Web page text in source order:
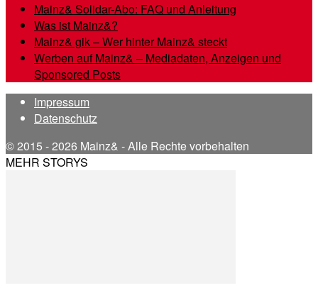
Mainz& Solidar-Abo: FAQ und Anleitung
Was ist Mainz&?
Mainz& gik – Wer hinter Mainz& steckt
Werben auf Mainz& – Mediadaten, Anzeigen und
Sponsored Posts
Impressum
Datenschutz
© 2015 - 2026 Mainz& - Alle Rechte vorbehalten
MEHR STORYS